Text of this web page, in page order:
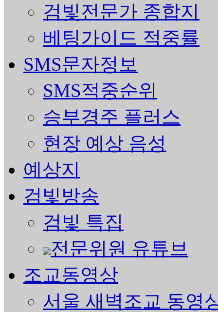
검빛전문가 종합지
베팅가이드 적중률
SMS문자정보
SMS적중순위
승부경주 플러스
현장 예상 음성
예상지
검빛방송
검빛 특집
전문위원 유튜브
조교동영상
서울 새벽조교 동영